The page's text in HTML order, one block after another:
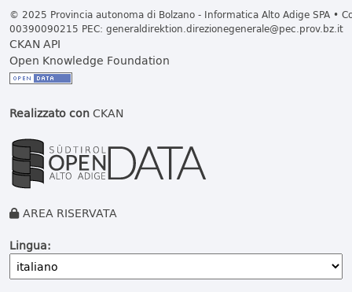
© 2025 Provincia autonoma di Bolzano - Informatica Alto Adige SPA •
00390090215 PEC: generaldirektion.direzionegenerale@pec.prov.bz.it
CKAN API
Open Knowledge Foundation
Realizzato conCKAN
AREA RISERVATA
Lingua